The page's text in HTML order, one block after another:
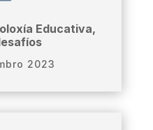
Educativa,
2023